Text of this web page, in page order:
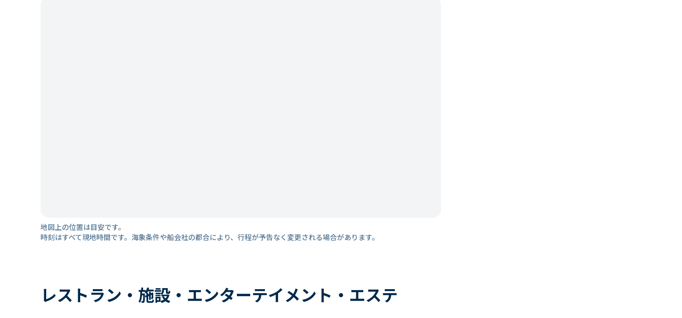
地図上の位置は目安です。
時刻はすべて現地時間です。海象条件や船会社の都合により、行程が予告なく変更される場合があります。
レストラン・施設・エンターテイメント・エステ